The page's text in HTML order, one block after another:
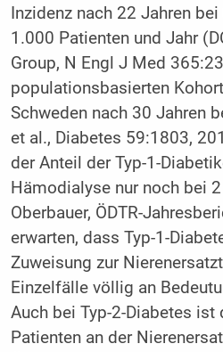
Inzidenz nach 22 Jahren
1.000 Patienten und Jahr
Group, N Engl J Med
populationsbasierten
Schweden nach 30 Jahren
et al., Diabetes 59:1803,
der Anteil der Typ-1-
Hämodialyse nur noch bei
Oberbauer, ÖDTR-
erwarten, dass Typ-1-
Zuweisung zur
Einzelfälle völlig an
Auch bei Typ-2-Diabetes ist
Patienten an der